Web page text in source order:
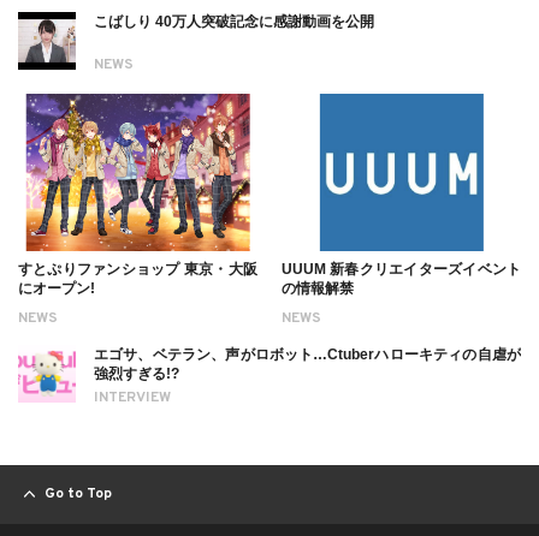
NEWS
こばしり 40万人突破記念に感謝動画を公開
NEWS
すとぷりファンショップ 東京・大阪
にオープン!
NEWS
UUUM 新春クリエイターズイベント
の情報解禁
INTERVIEW
エゴサ、ベテラン、声がロボット…Ctuberハローキティの自虐が
強烈すぎる!?
Go to Top